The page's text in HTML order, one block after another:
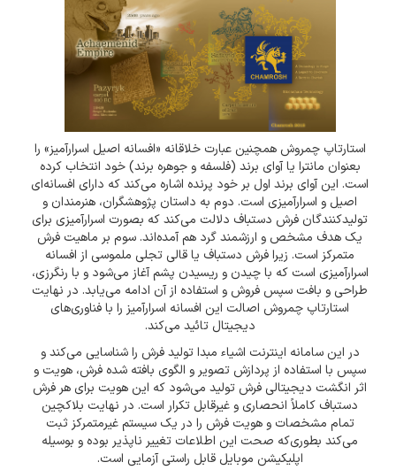
استارتاپ چمروش همچنین عبارت خلاقانه «افسانه اصیل اسرارآمیز» را
بعنوان مانترا یا آوای برند (فلسفه و جوهره برند) خود انتخاب کرده
است. این آوای برند اول بر خود پرنده اشاره می‌کند که دارای افسانه‌ای
اصیل و اسرارآمیزی است. دوم به داستان پژوهشگران، هنرمندان و
تولیدکنندگان فرش دستباف دلالت می‌کند که بصورت اسرارآمیزی برای
یک هدف مشخص و ارزشمند گرد هم آمده‌اند. سوم بر ماهیت فرش
متمرکز است. زیرا فرش دستباف یا قالی تجلی ملموسی از افسانه
اسرارآمیزی است که با چیدن و ریسیدن پشم آغاز می‌شود و با رنگرزی،
طراحی و بافت سپس فروش و استفاده از آن ادامه می‌یابد. در نهایت
استارتاپ چمروش اصالت این افسانه اسرارآمیز را با فناوری‌های
دیجیتال تائید می‌کند.
در این سامانه اینترنت اشیاء مبدا تولید فرش را شناسایی می‌کند و
سپس با استفاده از پردازش تصویر و الگوی بافته شده فرش، هویت و
اثر انگشت دیجیتالی فرش تولید می‌شود که این هویت برای هر فرش
دستباف کاملاً انحصاری و غیرقابل تکرار است. در نهایت بلاکچین
تمام مشخصات و هویت فرش را در یک سیستم غیرمتمرکز ثبت
می‌کند بطوری‌که صحت این اطلاعات تغییر ناپذیر بوده و بوسیله
اپلیکیشن موبایل قابل راستی آزمایی است.